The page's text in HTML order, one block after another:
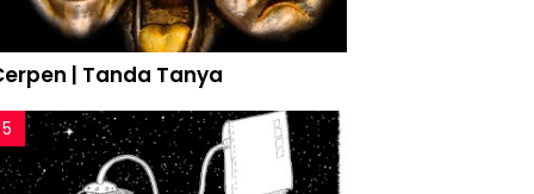
| Tanda Tanya